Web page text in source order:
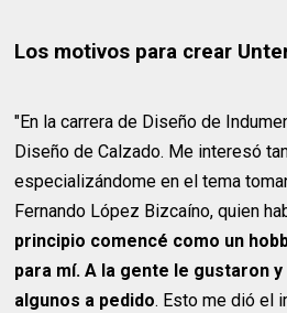
Los motivos para crear
"En la carrera de Diseño de
Diseño de Calzado. Me interesó
especializándome en el tema
Fernando López Bizcaíno, quien
principio comencé como un
para mí. A la gente le gustaron
algunos a pedido. Esto me dió el